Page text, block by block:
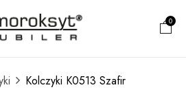
0
Kolczyki K0513 Szafir